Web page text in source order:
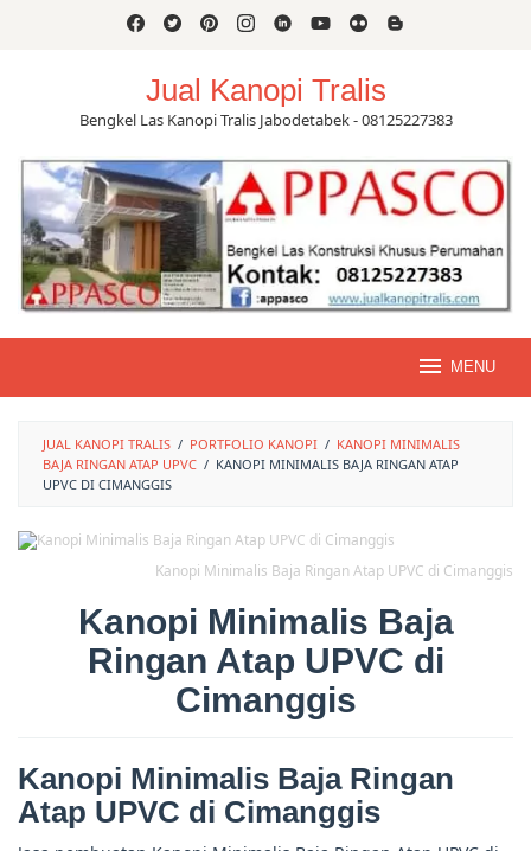
Jual Kanopi Tralis
Bengkel Las Kanopi Tralis Jabodetabek - 08125227383
MENU
JUAL KANOPI TRALIS / PORTFOLIO KANOPI / KANOPI MINIMALIS
BAJA RINGAN ATAP UPVC / KANOPI MINIMALIS BAJA RINGAN ATAP
UPVC DI CIMANGGIS
Kanopi Minimalis Baja Ringan Atap UPVC di Cimanggis
Kanopi Minimalis Baja
Ringan Atap UPVC di
Cimanggis
Kanopi Minimalis Baja Ringan
Atap UPVC di Cimanggis